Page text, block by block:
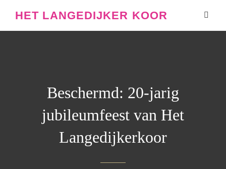
HET LANGEDIJKER KOOR
Beschermd: 20-jarig
jubileumfeest van Het
Langedijkerkoor